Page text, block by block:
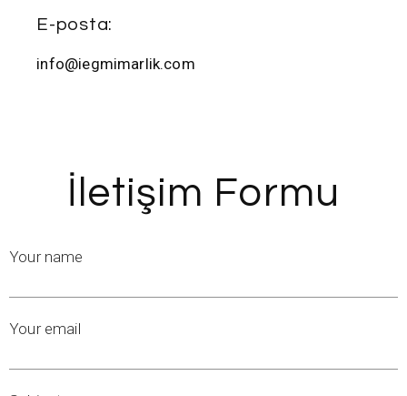
E-posta:
info@iegmimarlik.com
İletişim Formu
Your name
Your email